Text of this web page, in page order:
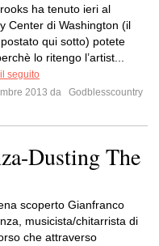
ha tenuto ieri al
Center di Washington (il
qui sotto) potete
lo ritengo l’artist...
seguito
2013 da
Godblesscountry
Dusting The
scoperto Gianfranco
musicista/chitarrista di
che attraverso